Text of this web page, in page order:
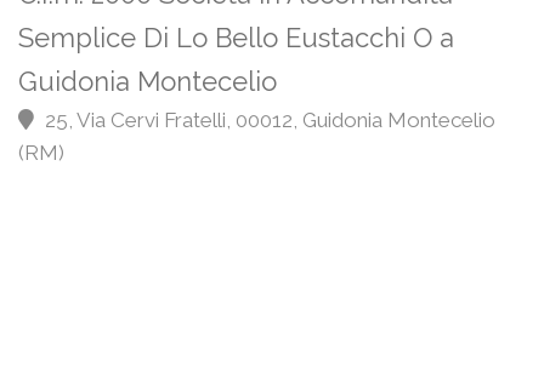
Semplice Di Lo Bello Eustacchi O a
Guidonia Montecelio
25, Via Cervi Fratelli, 00012, Guidonia Montecelio
(RM)